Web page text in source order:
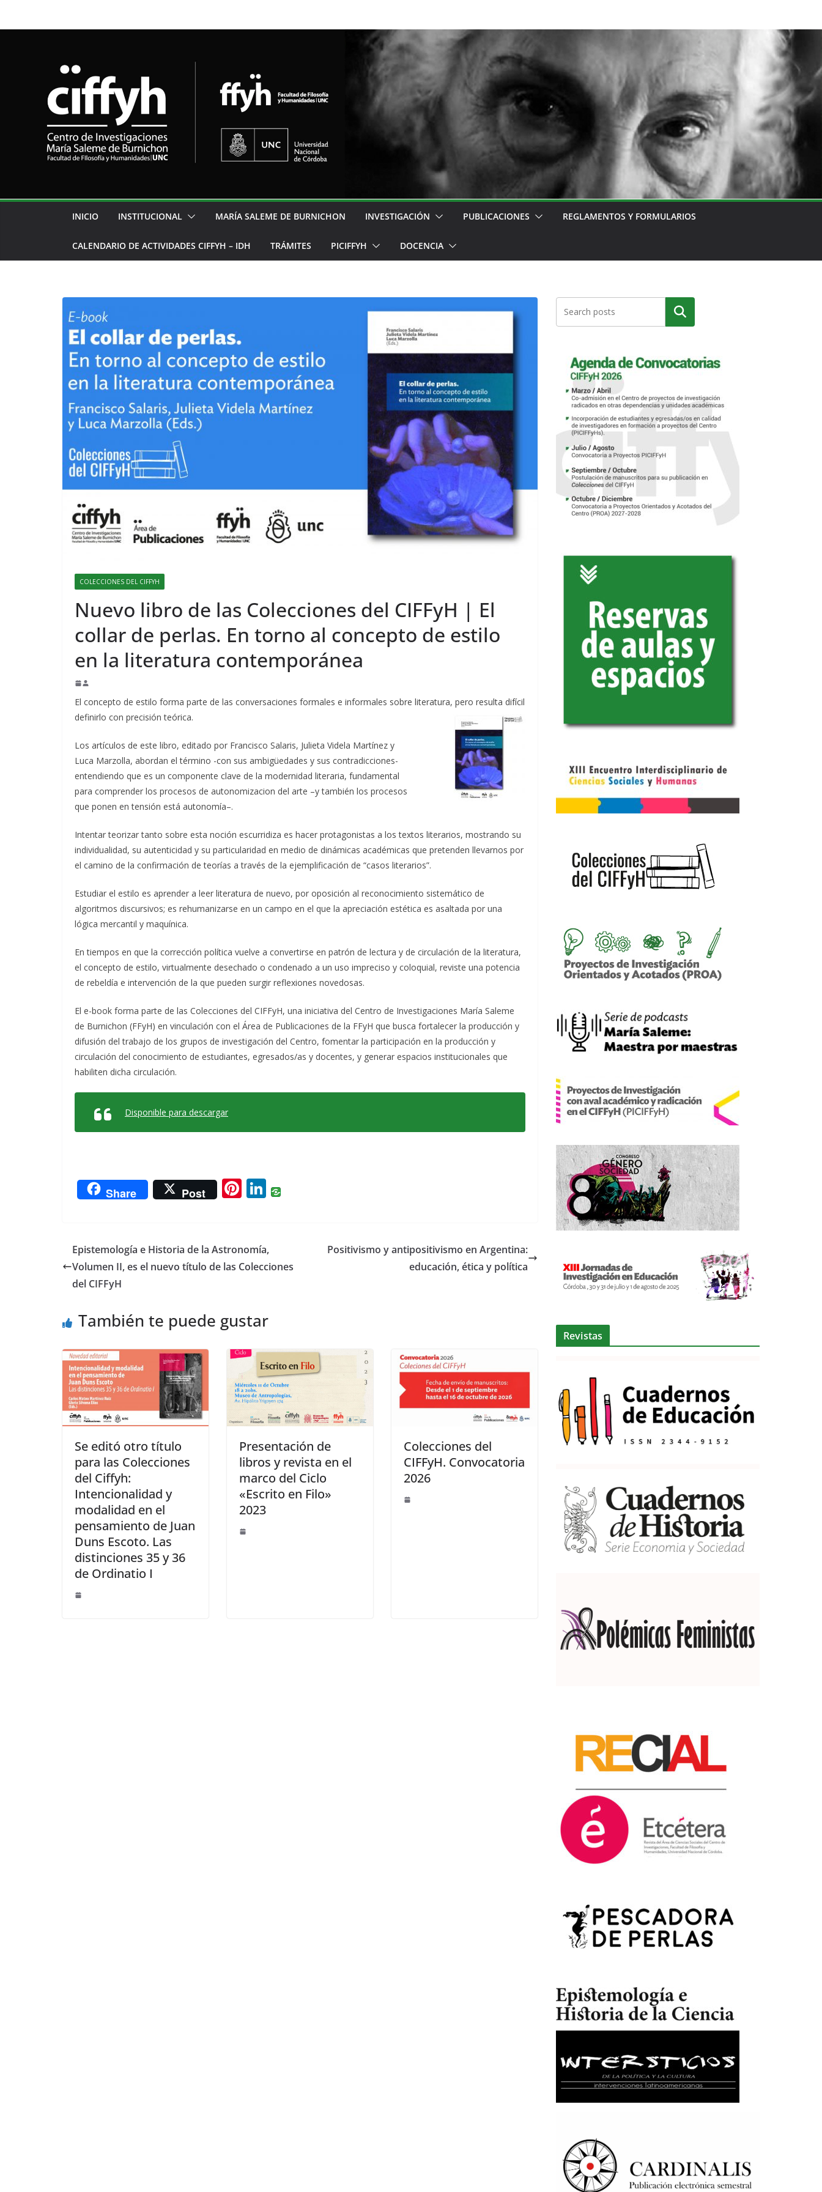
INICIO INSTITUCIONAL MARÍA SALEME DE BURNICHON INVESTIGACIÓN PUBLICACIONES REGLAMENTOS Y FORMULARIOS
CALENDARIO DE ACTIVIDADES CIFFYH – IDH TRÁMITES PICIFFYH DOCENCIA
COLECCIONES DEL CIFFYH
Nuevo libro de las Colecciones del CIFFyH | El
collar de perlas. En torno al concepto de estilo
en la literatura contemporánea
El concepto de estilo forma parte de las conversaciones formales e informales sobre literatura, pero resulta difícil
definirlo con precisión teórica.
Los artículos de este libro, editado por Francisco Salaris, Julieta Videla Martínez y
Luca Marzolla, abordan el término -con sus ambigüedades y sus contradicciones-
entendiendo que es un componente clave de la modernidad literaria, fundamental
para comprender los procesos de autonomizacion del arte –y también los procesos
que ponen en tensión está autonomía–.
Intentar teorizar tanto sobre esta noción escurridiza es hacer protagonistas a los textos literarios, mostrando su
individualidad, su autenticidad y su particularidad en medio de dinámicas académicas que pretenden llevarnos por
el camino de la confirmación de teorías a través de la ejemplificación de “casos literarios”.
Estudiar el estilo es aprender a leer literatura de nuevo, por oposición al reconocimiento sistemático de
algoritmos discursivos; es rehumanizarse en un campo en el que la apreciación estética es asaltada por una
lógica mercantil y maquínica.
En tiempos en que la corrección política vuelve a convertirse en patrón de lectura y de circulación de la literatura,
el concepto de estilo, virtualmente desechado o condenado a un uso impreciso y coloquial, reviste una potencia
de rebeldía e intervención de la que pueden surgir reflexiones novedosas.
El e-book forma parte de las Colecciones del CIFFyH, una iniciativa del Centro de Investigaciones María Saleme
de Burnichon (FFyH) en vinculación con el Área de Publicaciones de la FFyH que busca fortalecer la producción y
difusión del trabajo de los grupos de investigación del Centro, fomentar la participación en la producción y
circulación del conocimiento de estudiantes, egresados/as y docentes, y generar espacios institucionales que
habiliten dicha circulación.
Disponible para descargar
Share Post Pi
e
st
Li
e
dI
Epistemología e Historia de la Astronomía,
Volumen II, es el nuevo título de las Colecciones
del CIFFyH
Positivismo y antipositivismo en Argentina:
educación, ética y política
También te puede gustar
Se editó otro título
para las Colecciones
del Ciffyh:
Intencionalidad y
modalidad en el
pensamiento de Juan
Duns Escoto. Las
distinciones 35 y 36
de Ordinatio I
Presentación de
libros y revista en el
marco del Ciclo
«Escrito en Filo»
2023
Colecciones del
CIFFyH. Convocatoria
2026
Buscar
Revistas